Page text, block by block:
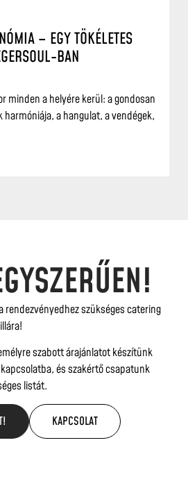
– EGY TÖKÉLETES
BAN
minden a helyére kerül: a gondosan
harmóniája, a hangulat, a vendégek,
rendezvényedhez szükséges catering
szabott árajánlatot készítünk
és szakértő csapatunk
listát.
KAPCSOLAT